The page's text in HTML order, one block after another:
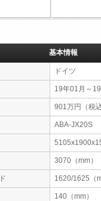
基本情報
ドイツ
19年01月～
901万円（税込
ABA-JX20S
3070（mm）
1620/1625（
140（mm）